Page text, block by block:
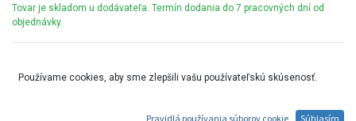
Tovar je skladom u dodávateľa. Termín dodania do 7 pracovných dní od
objednávky.
ľahko ovládateľná, vhodná ako do komerčných skladov, tak aj do
Používame cookies, aby sme zlepšili vašu používateľskú skúsenosť.
Pravidlá používania súborov cookie Súhlasím